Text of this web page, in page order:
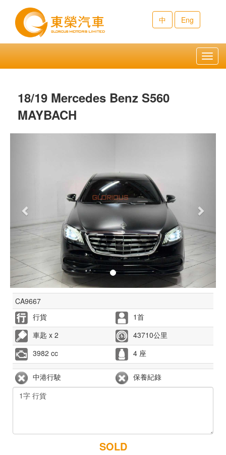
中 Eng
18/19 Mercedes Benz S560
MAYBACH
CA9667
行貨
1首
車匙 x 2
43710公里
3982 cc
4 座
中港行駛 保養紀錄
SOLD